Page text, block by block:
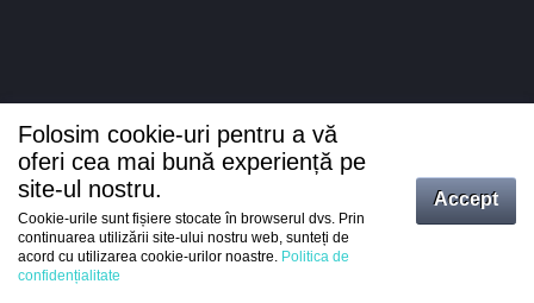
Intrați
Folosim cookie-uri pentru a vă
oferi cea mai bună experiență pe
site-ul nostru.
Cookie-urile sunt fișiere stocate în browserul dvs. Prin
continuarea utilizării site-ului nostru web, sunteți de
acord cu utilizarea cookie-urilor noastre. Politica de
confidențialitate
Accept